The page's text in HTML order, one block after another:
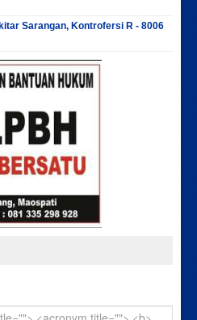
Sarangan, Kontrofersi R - 8006